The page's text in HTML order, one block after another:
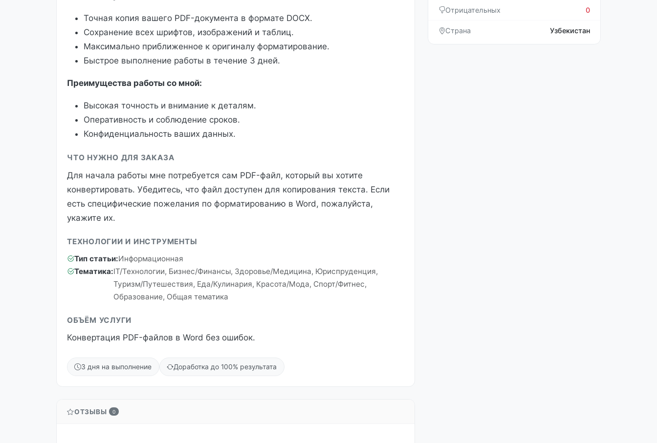
Точная копия вашего PDF-документа в формате DOCX.
Сохранение всех шрифтов, изображений и таблиц.
Максимально приближенное к оригиналу форматирование.
Быстрое выполнение работы в течение 3 дней.
Преимущества работы со мной:
Высокая точность и внимание к деталям.
Оперативность и соблюдение сроков.
Конфиденциальность ваших данных.
ЧТО НУЖНО ДЛЯ ЗАКАЗА
Для начала работы мне потребуется сам PDF-файл, который вы хотите
конвертировать. Убедитесь, что файл доступен для копирования текста. Если
есть специфические пожелания по форматированию в Word, пожалуйста,
укажите их.
ТЕХНОЛОГИИ И ИНСТРУМЕНТЫ
Тип статьи:Информационная
Тематика:IT/Технологии, Бизнес/Финансы, Здоровье/Медицина, Юриспруденция,
Туризм/Путешествия, Еда/Кулинария, Красота/Мода, Спорт/Фитнес,
Образование, Общая тематика
ОБЪЁМ УСЛУГИ
Конвертация PDF-файлов в Word без ошибок.
3 дня на выполнение Доработка до 100% результата
ОТЗЫВЫ 0
Отрицательных 0
Страна Узбекистан